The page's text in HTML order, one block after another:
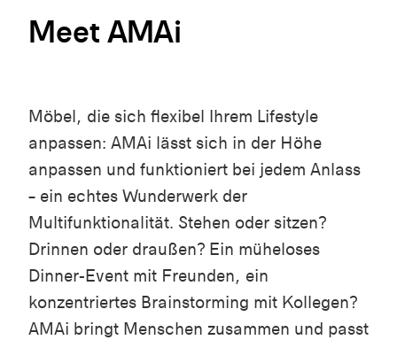
Meet AMAi
Möbel, die sich flexibel Ihrem Lifestyle
anpassen: AMAi lässt sich in der Höhe
anpassen und funktioniert bei jedem Anlass
– ein echtes Wunderwerk der
Multifunktionalität. Stehen oder sitzen?
Drinnen oder draußen? Ein müheloses
Dinner-Event mit Freunden, ein
konzentriertes Brainstorming mit Kollegen?
AMAi bringt Menschen zusammen und passt